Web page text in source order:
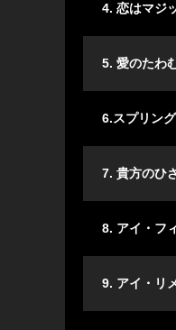
4. 恋はマジ
5. 愛のたわ
6.スプリン
7. 貴方のひ
8. アイ・フ
9. アイ・リ